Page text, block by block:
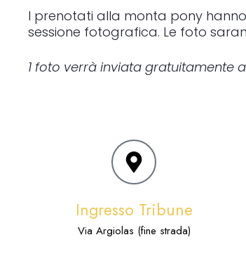
I prenotati alla monta pony
sessione fotografica. Le foto
1 foto verrà inviata gratuitamente
Ingresso Tribune
Via Argiolas (fine strada)